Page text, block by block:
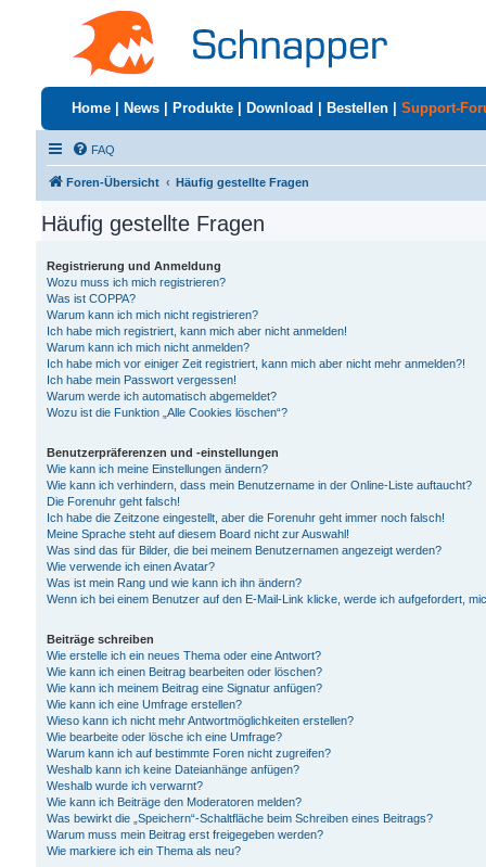
Home News Produkte Download Bestellen Support-
FAQ
Foren-Übersicht Häufig gestellte Fragen
Häufig gestellte Fragen
Registrierung und Anmeldung
Wozu muss ich mich registrieren?
Was ist COPPA?
Warum kann ich mich nicht registrieren?
Ich habe mich registriert, kann mich aber nicht anmelden!
Warum kann ich mich nicht anmelden?
Ich habe mich vor einiger Zeit registriert, kann mich aber nicht mehr anmelden?!
Ich habe mein Passwort vergessen!
Warum werde ich automatisch abgemeldet?
Wozu ist die Funktion „Alle Cookies löschen“?
Benutzerpräferenzen und -einstellungen
Wie kann ich meine Einstellungen ändern?
Wie kann ich verhindern, dass mein Benutzername in der Online-Liste auftaucht?
Die Forenuhr geht falsch!
Ich habe die Zeitzone eingestellt, aber die Forenuhr geht immer noch falsch!
Meine Sprache steht auf diesem Board nicht zur Auswahl!
Was sind das für Bilder, die bei meinem Benutzernamen angezeigt werden?
Wie verwende ich einen Avatar?
Was ist mein Rang und wie kann ich ihn ändern?
Wenn ich bei einem Benutzer auf den E-Mail-Link klicke, werde ich aufgefordert,
Beiträge schreiben
Wie erstelle ich ein neues Thema oder eine Antwort?
Wie kann ich einen Beitrag bearbeiten oder löschen?
Wie kann ich meinem Beitrag eine Signatur anfügen?
Wie kann ich eine Umfrage erstellen?
Wieso kann ich nicht mehr Antwortmöglichkeiten erstellen?
Wie bearbeite oder lösche ich eine Umfrage?
Warum kann ich auf bestimmte Foren nicht zugreifen?
Weshalb kann ich keine Dateianhänge anfügen?
Weshalb wurde ich verwarnt?
Wie kann ich Beiträge den Moderatoren melden?
Was bewirkt die „Speichern“-Schaltfläche beim Schreiben eines Beitrags?
Warum muss mein Beitrag erst freigegeben werden?
Wie markiere ich ein Thema als neu?